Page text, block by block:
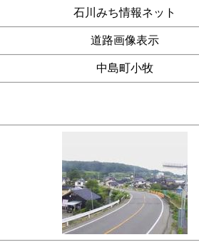
石川みち情報ネット
道路画像表示
中島町小牧